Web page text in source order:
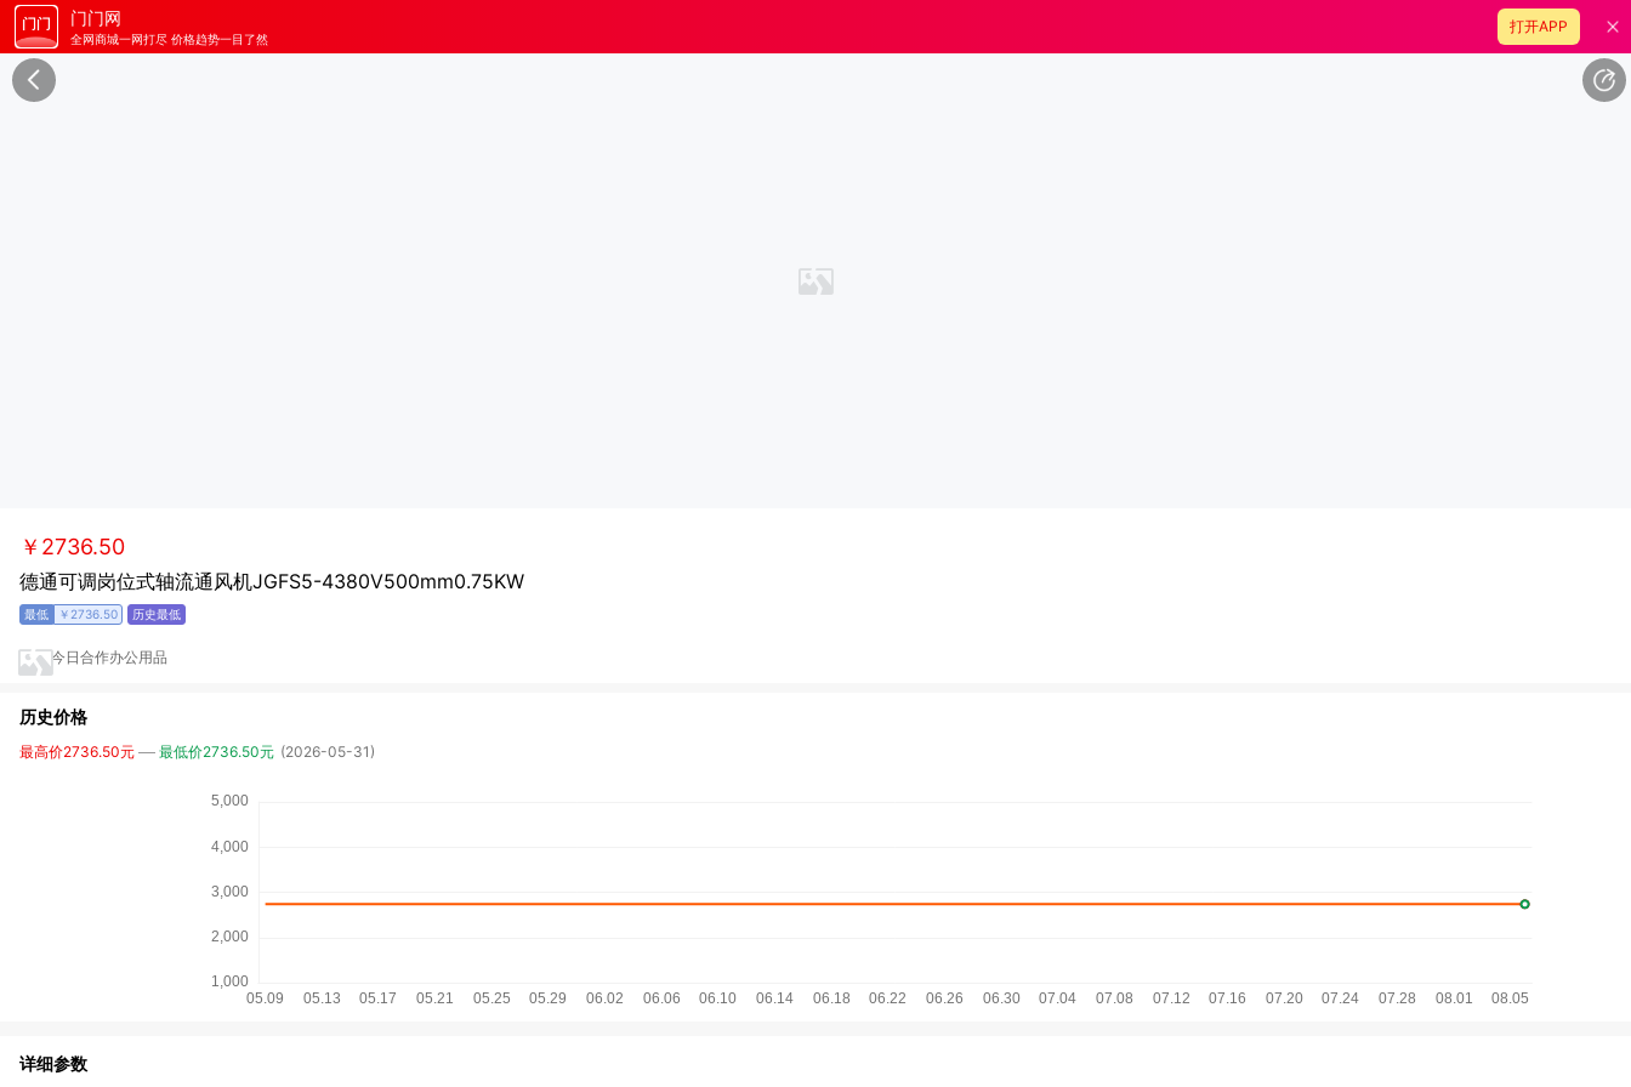
门门网
全网商城一网打尽 价格趋势一目了然
打开APP
￥2736.50
德通可调岗位式轴流通风机JGFS5-4380V500mm0.75KW
￥2736.50
今日合作办公用品
历史价格
最高价2736.50元 最低价2736.50元 (2026-05-31)
详细参数